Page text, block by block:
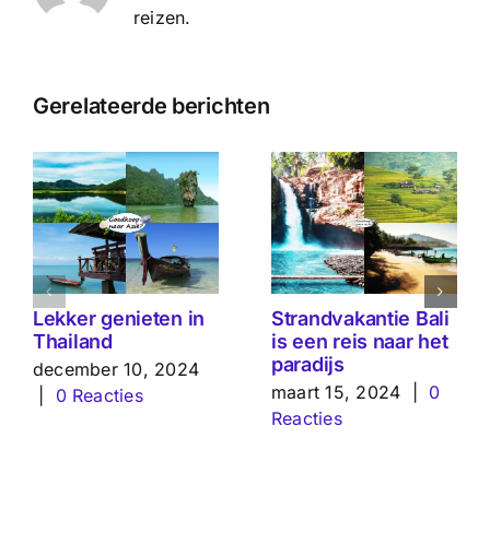
reizen.
Gerelateerde berichten
Lekker genieten in
Thailand
december 10, 2024
0 Reacties
Strandvakantie Bali
is een reis naar het
paradijs
maart 15, 2024
0
Reacties